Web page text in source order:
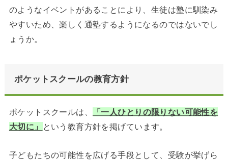
のようなイベントがあることにより、生徒は塾に馴染み
やすいため、楽しく通塾するようになるのではないでし
ょうか。
ポケットスクールの教育方針
ポケットスクールは、
「一人ひとりの限りない可能性を
大切に」
という教育方針を掲げています。
子どもたちの可能性を広げる手段として、受験が挙げら